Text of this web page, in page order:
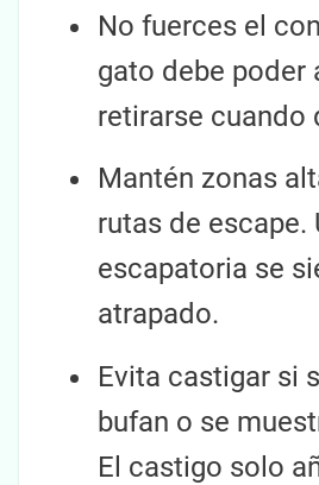
No fuerces el
gato debe poder
retirarse cuando
Mantén zonas
rutas de escape.
escapatoria se
atrapado.
Evita castigar si
bufan o se
El castigo solo